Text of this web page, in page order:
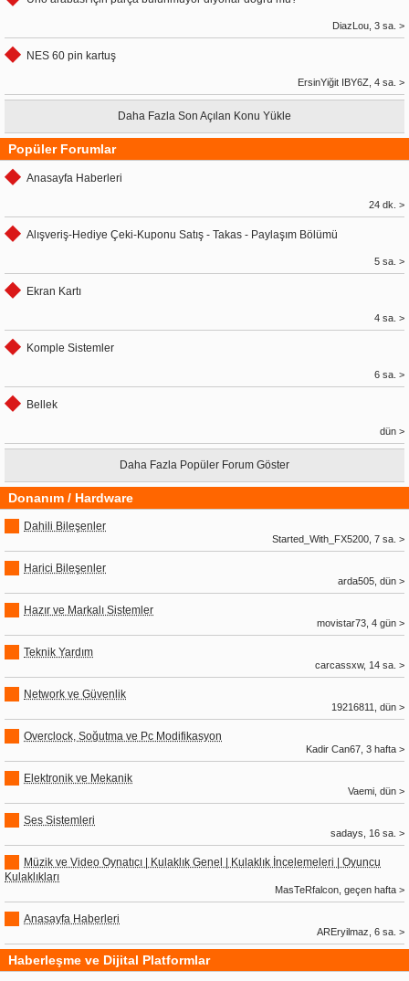
DiazLou, 3 sa. >
NES 60 pin kartuş
ErsinYiğit IBY6Z, 4 sa. >
Daha Fazla Son Açılan Konu Yükle
Popüler Forumlar
Anasayfa Haberleri
24 dk. >
Alışveriş-Hediye Çeki-Kuponu Satış - Takas - Paylaşım Bölümü
5 sa. >
Ekran Kartı
4 sa. >
Komple Sistemler
6 sa. >
Bellek
dün >
Daha Fazla Popüler Forum Göster
Donanım / Hardware
Dahili Bileşenler
Started_With_FX5200, 7 sa. >
Harici Bileşenler
arda505, dün >
Hazır ve Markalı Sistemler
movistar73, 4 gün >
Teknik Yardım
carcassxw, 14 sa. >
Network ve Güvenlik
19216811, dün >
Overclock, Soğutma ve Pc Modifikasyon
Kadir Can67, 3 hafta >
Elektronik ve Mekanik
Vaemi, dün >
Ses Sistemleri
sadays, 16 sa. >
Müzik ve Video Oynatıcı | Kulaklık Genel | Kulaklık İncelemeleri | Oyuncu
Kulaklıkları
MasTeRfalcon, geçen hafta >
Anasayfa Haberleri
AREryilmaz, 6 sa. >
Haberleşme ve Dijital Platformlar